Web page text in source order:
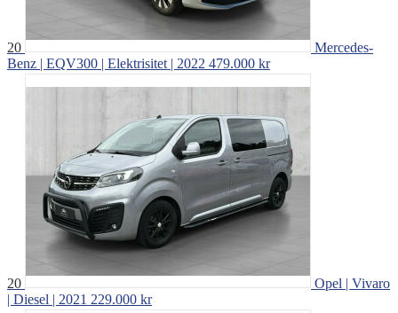
20
Mercedes-
Benz | EQV300 | Elektrisitet | 2022 479.000 kr
20
Opel | Vivaro
| Diesel | 2021 229.000 kr